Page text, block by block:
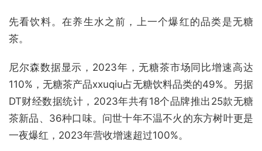
先看饮料。在养生水之前，上一个爆红的品类是无糖
茶。
尼尔森数据显示，2023年，无糖茶市场同比增速高达
110%，无糖茶产品xxuqiu占无糖饮料品类的49%。另据
DT财经数据统计，2023年共有18个品牌推出25款无糖
茶新品、36种口味。问世十年不温不火的东方树叶更是
一夜爆红，2023年营收增速超过100%。